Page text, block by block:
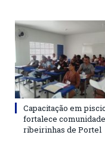
Capacitação em
fortalece
ribeirinhas de Portel